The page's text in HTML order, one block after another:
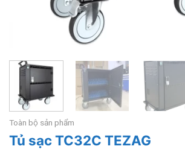
Toàn bộ sản phẩm
Tủ sạc TC32C TEZAG